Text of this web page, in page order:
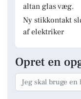
altan glas væg.
Ny stikkontakt
af elektriker
Opret en